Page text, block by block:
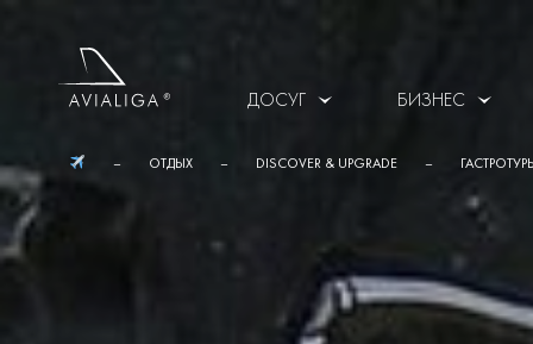
ДОСУГ БИЗНЕС
ОТДЫХ DISCOVER & UPGRADE